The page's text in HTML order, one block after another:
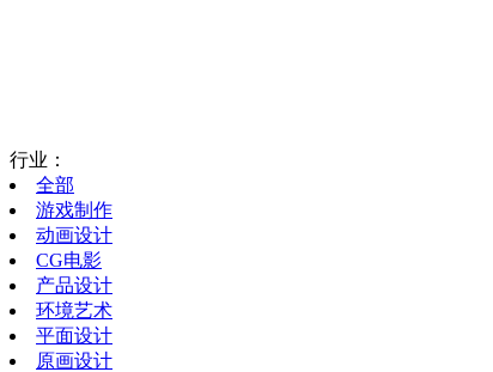
行业：
全部
游戏制作
动画设计
CG电影
产品设计
环境艺术
平面设计
原画设计